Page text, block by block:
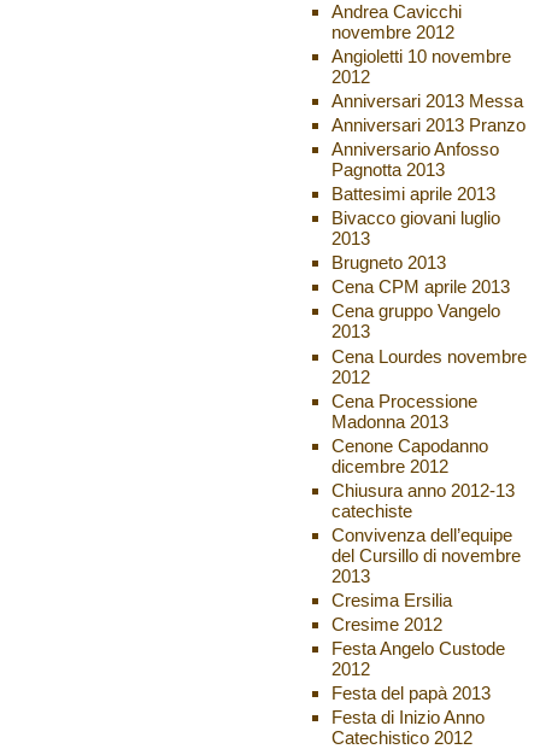
Andrea Cavicchi
novembre 2012
Angioletti 10 novembre
2012
Anniversari 2013 Messa
Anniversari 2013 Pranzo
Anniversario Anfosso
Pagnotta 2013
Battesimi aprile 2013
Bivacco giovani luglio
2013
Brugneto 2013
Cena CPM aprile 2013
Cena gruppo Vangelo
2013
Cena Lourdes novembre
2012
Cena Processione
Madonna 2013
Cenone Capodanno
dicembre 2012
Chiusura anno 2012-13
catechiste
Convivenza dell’equipe
del Cursillo di novembre
2013
Cresima Ersilia
Cresime 2012
Festa Angelo Custode
2012
Festa del papà 2013
Festa di Inizio Anno
Catechistico 2012